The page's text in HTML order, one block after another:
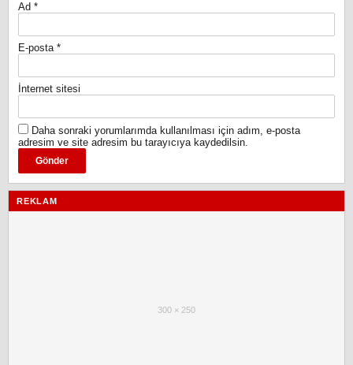
Ad *
E-posta *
İnternet sitesi
Daha sonraki yorumlarımda kullanılması için adım, e-posta
adresim ve site adresim bu tarayıcıya kaydedilsin.
REKLAM
300 × 250